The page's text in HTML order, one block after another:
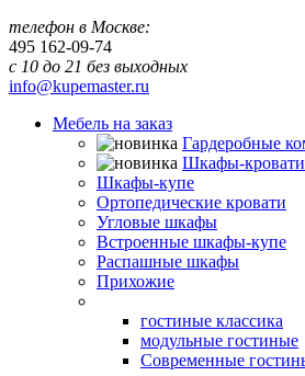
телефон в Москве:
495 162-09-74
с 10 до 21 без выходных
info@kupemaster.ru
Мебель на заказ
Гардеробные
Шкафы-кровати
Шкафы-купе
Ортопедические кровати
Угловые шкафы
Встроенные шкафы-купе
Распашные шкафы
Прихожие
гостиные классика
модульные гостиные
Современные